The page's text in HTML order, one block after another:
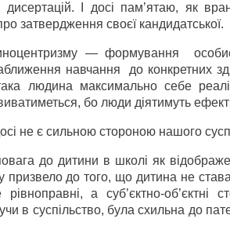
І досі пам’ятаю, як
затвердження своєї кандидатської.
— формування
навчання до конкретних
людина максимально себе
бо люди діятимуть
не є сильною стороною нашого
до дитини в школі як
призвело до того, що дитина не
а суб’єктно-
в суспільство, була схильна до